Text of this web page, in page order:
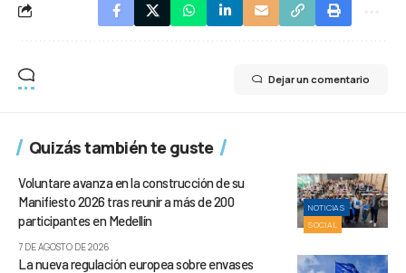
Dejar un comentario
Quizás también te guste
NOTICIAS
SOCIAL
Voluntare avanza en la construcción de su
Manifiesto 2026 tras reunir a más de 200
participantes en Medellín
7 DE AGOSTO DE 2026
La nueva regulación europea sobre envases